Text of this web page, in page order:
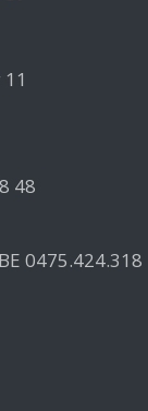
48
0475.424.318